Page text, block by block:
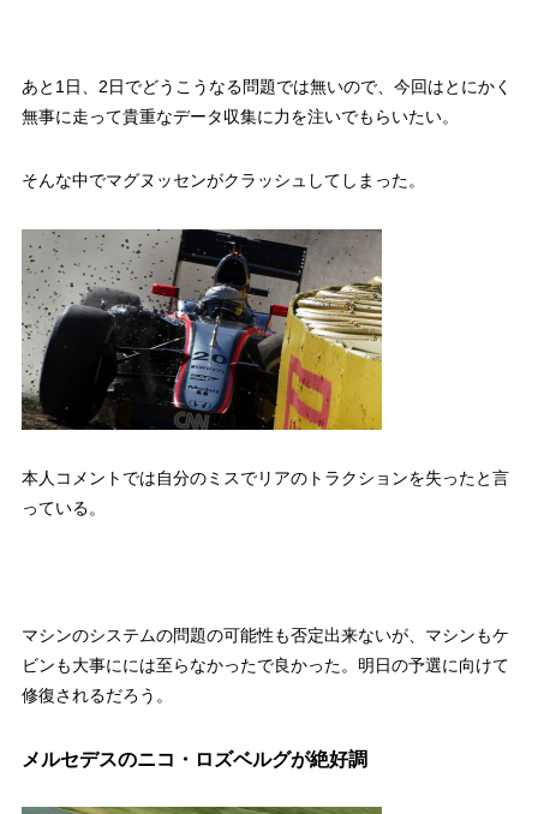
あと1日、2日でどうこうなる問題では無いので、今回はとにかく
無事に走って貴重なデータ収集に力を注いでもらいたい。
そんな中でマグヌッセンがクラッシュしてしまった。
本人コメントでは自分のミスでリアのトラクションを失ったと言
っている。
マシンのシステムの問題の可能性も否定出来ないが、マシンもケ
ビンも大事にには至らなかったで良かった。明日の予選に向けて
修復されるだろう。
メルセデスのニコ・ロズベルグが絶好調